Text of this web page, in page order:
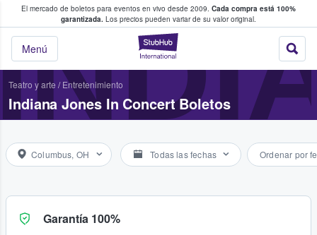
El mercado de boletos para eventos en vivo desde 2009. Cada compra está 100%
garantizada. Los precios pueden variar de su valor original.
StubHub: donde
Menú
fans compran y venden boletos
Teatro y arte / Entretenimiento
Indiana Jones In Concert Boletos
Columbus, OH Todas las fechas Ordenar por
Garantía 100%